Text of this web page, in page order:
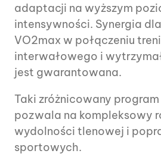
adaptacji na wyższym
intensywności. Synergia
VO2max w połączeniu
interwałowego i
jest gwarantowana.
Taki zróżnicowany
pozwala na kompleksowy
wydolności tlenowej i
sportowych.